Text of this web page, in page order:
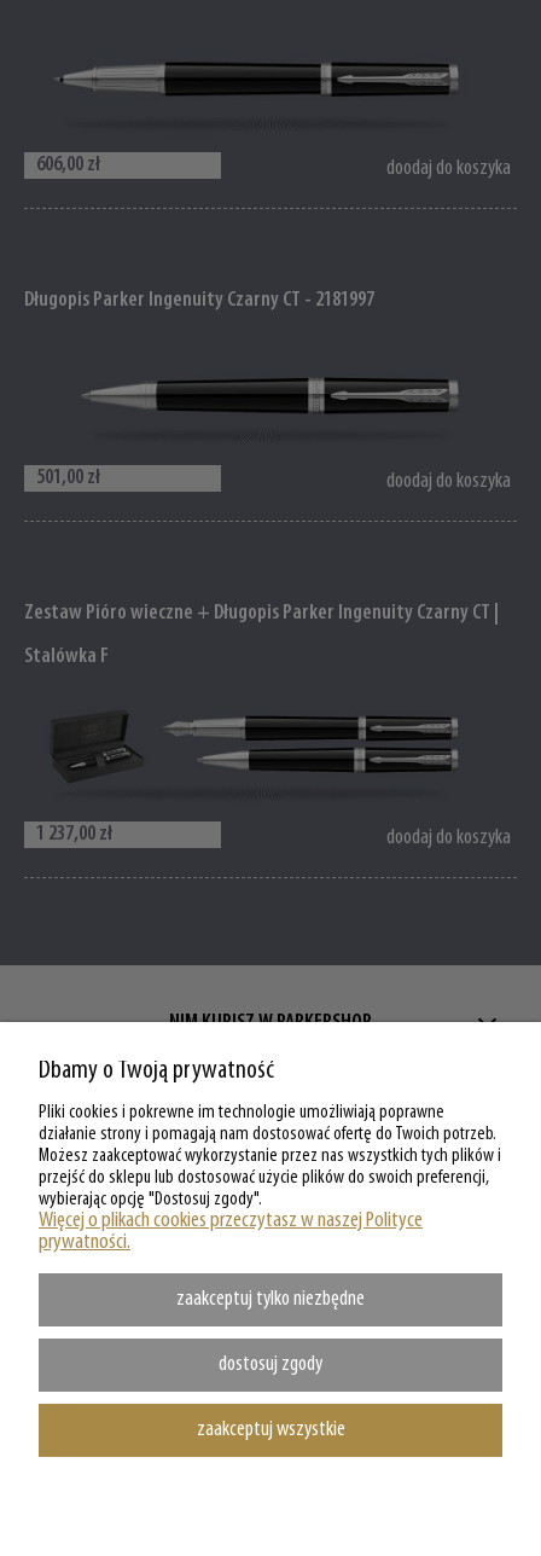
606,00 zł doodaj do koszyka
Długopis Parker Ingenuity Czarny CT - 2181997
501,00 zł doodaj do koszyka
Zestaw Pióro wieczne + Długopis Parker Ingenuity Czarny CT |
Stalówka F
1 237,00 zł doodaj do koszyka
NIM KUPISZ W PARKERSHOP
ZAKUPY W PARKERSHOP
MOJE KONTO W PARKERSHOP
O PARKERSHOP
Dbamy o Twoją prywatność
Pliki cookies i pokrewne im technologie umożliwiają poprawne
działanie strony i pomagają nam dostosować ofertę do Twoich potrzeb.
Możesz zaakceptować wykorzystanie przez nas wszystkich tych plików i
przejść do sklepu lub dostosować użycie plików do swoich preferencji,
wybierając opcję "Dostosuj zgody".
Więcej o plikach cookies przeczytasz w naszej Polityce
prywatności.
zaakceptuj tylko niezbędne
dostosuj zgody
zaakceptuj wszystkie